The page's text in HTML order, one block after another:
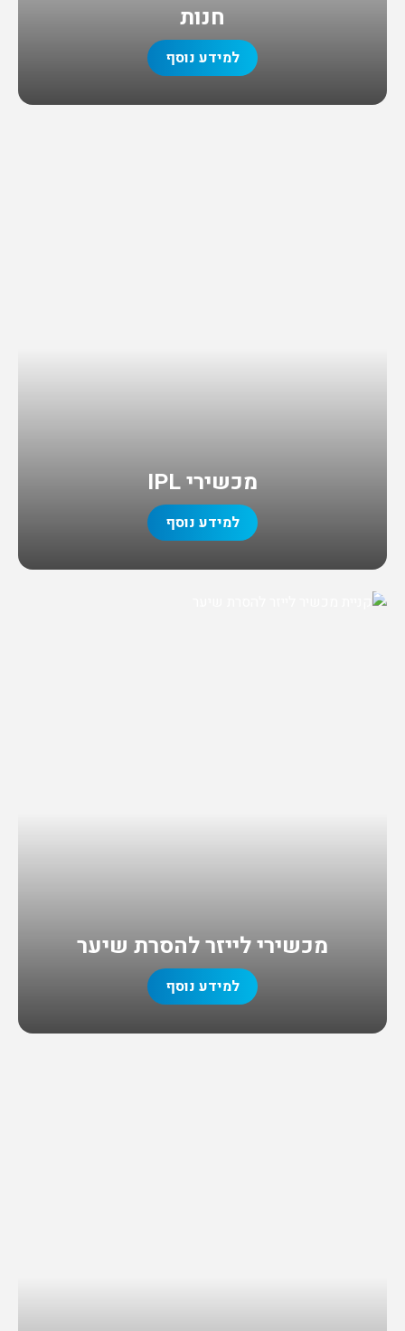
חנות
למידע נוסף
מכשירי IPL
למידע נוסף
מכשירי לייזר להסרת שיער
למידע נוסף